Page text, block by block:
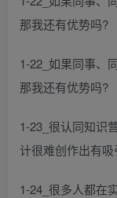
那我还有优势吗?
1-22_如果同事、
那我还有优势吗?
1-23_很认同知识
计很难创作出有
1-24_很多人都在